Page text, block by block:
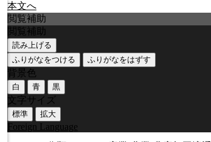
本文へ
閲覧補助
閲覧補助
読み上げる
ふりがなをつける
ふりがなをはずす
背景色
白 青 黒
文字サイズ
標準 拡大
Foreign Language